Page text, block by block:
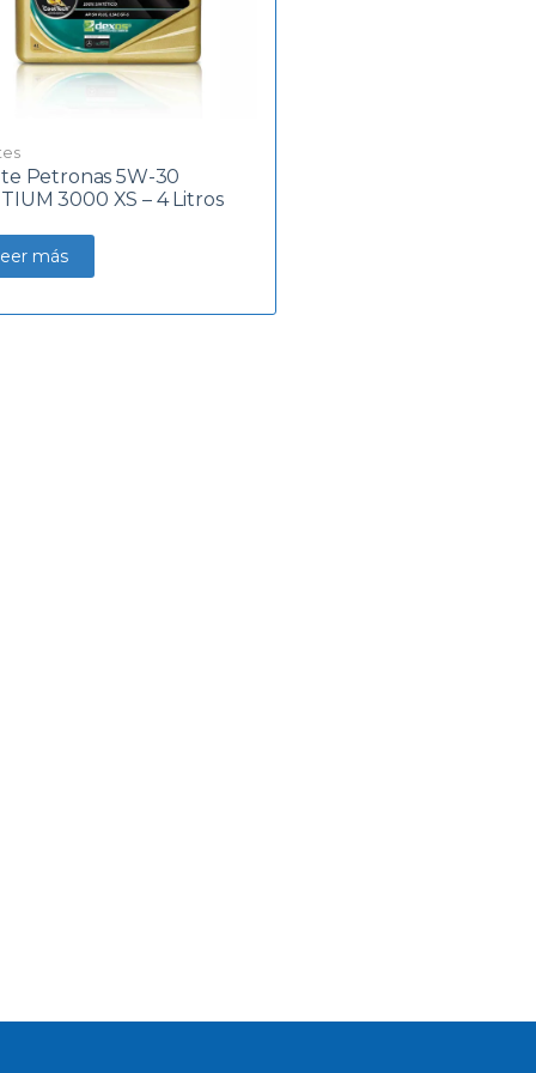
Petronas 5W-30
3000 XS – 4 Litros
más